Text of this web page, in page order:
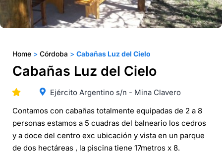
Home > Córdoba > Cabañas Luz del Cielo
Cabañas Luz del Cielo
Ejército Argentino s/n - Mina Clavero
Contamos con cabañas totalmente equipadas de 2 a 8
personas estamos a 5 cuadras del balneario los cedros
y a doce del centro exc ubicación y vista en un parque
de dos hectáreas , la piscina tiene 17metros x 8.